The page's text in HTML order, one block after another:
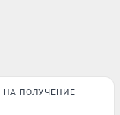
НА ПОЛУЧЕНИЕ